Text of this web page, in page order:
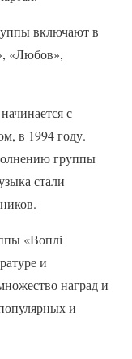
включают в
«Любов»,
с
в 1994 году.
группы
стали
«Воплі
и
наград и
и